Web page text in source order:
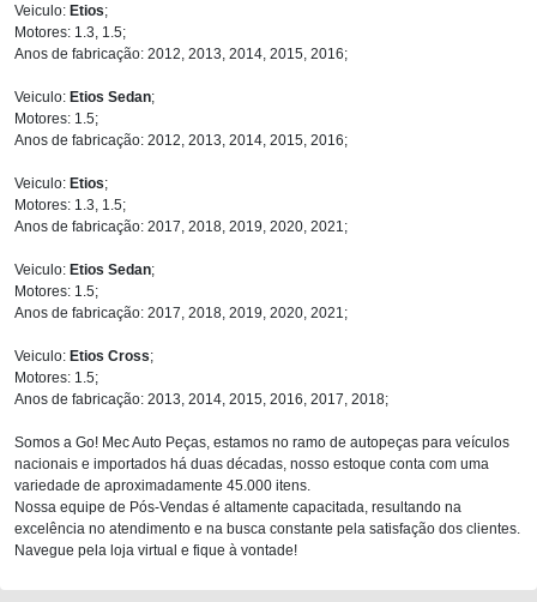
Veiculo: Etios;
Motores: 1.3, 1.5;
Anos de fabricação: 2012, 2013, 2014, 2015, 2016;
Veiculo: Etios Sedan;
Motores: 1.5;
Anos de fabricação: 2012, 2013, 2014, 2015, 2016;
Veiculo: Etios;
Motores: 1.3, 1.5;
Anos de fabricação: 2017, 2018, 2019, 2020, 2021;
Veiculo: Etios Sedan;
Motores: 1.5;
Anos de fabricação: 2017, 2018, 2019, 2020, 2021;
Veiculo: Etios Cross;
Motores: 1.5;
Anos de fabricação: 2013, 2014, 2015, 2016, 2017, 2018;
Somos a Go! Mec Auto Peças, estamos no ramo de autopeças para veículos
nacionais e importados há duas décadas, nosso estoque conta com uma
variedade de aproximadamente 45.000 itens.
Nossa equipe de Pós-Vendas é altamente capacitada, resultando na
excelência no atendimento e na busca constante pela satisfação dos clientes.
Navegue pela loja virtual e fique à vontade!